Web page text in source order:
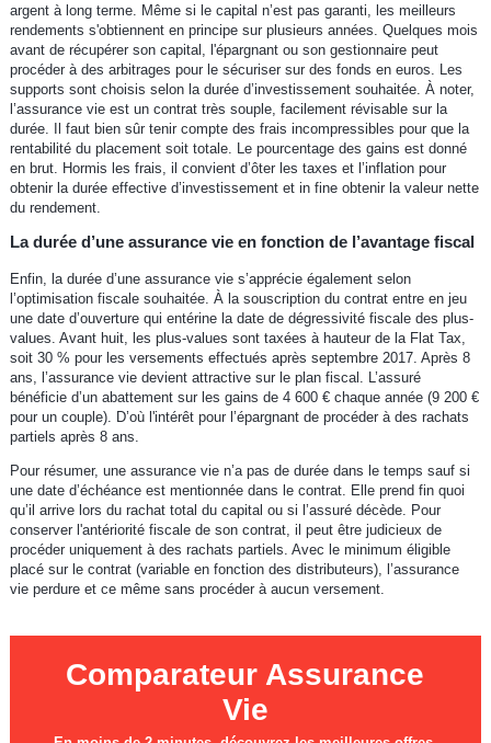
argent à long terme. Même si le capital n’est pas garanti, les meilleurs
rendements s'obtiennent en principe sur plusieurs années. Quelques mois
avant de récupérer son capital, l'épargnant ou son gestionnaire peut
procéder à des arbitrages pour le sécuriser sur des fonds en euros. Les
supports sont choisis selon la durée d’investissement souhaitée. À noter,
l’assurance vie est un contrat très souple, facilement révisable sur la
durée. Il faut bien sûr tenir compte des frais incompressibles pour que la
rentabilité du placement soit totale. Le pourcentage des gains est donné
en brut. Hormis les frais, il convient d’ôter les taxes et l’inflation pour
obtenir la durée effective d’investissement et in fine obtenir la valeur nette
du rendement.
La durée d’une assurance vie en fonction de l’avantage fiscal
Enfin, la durée d’une assurance vie s’apprécie également selon
l’optimisation fiscale souhaitée. À la souscription du contrat entre en jeu
une date d’ouverture qui entérine la date de dégressivité fiscale des plus-
values. Avant huit, les plus-values sont taxées à hauteur de la Flat Tax,
soit 30 % pour les versements effectués après septembre 2017. Après 8
ans, l’assurance vie devient attractive sur le plan fiscal. L’assuré
bénéficie d’un abattement sur les gains de 4 600 € chaque année (9 200 €
pour un couple). D’où l'intérêt pour l’épargnant de procéder à des rachats
partiels après 8 ans.
Pour résumer, une assurance vie n’a pas de durée dans le temps sauf si
une date d’échéance est mentionnée dans le contrat. Elle prend fin quoi
qu’il arrive lors du rachat total du capital ou si l’assuré décède. Pour
conserver l'antériorité fiscale de son contrat, il peut être judicieux de
procéder uniquement à des rachats partiels. Avec le minimum éligible
placé sur le contrat (variable en fonction des distributeurs), l’assurance
vie perdure et ce même sans procéder à aucun versement.
Comparateur Assurance
Vie